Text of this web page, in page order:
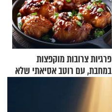
פרגיות צרובות מוקפצות
במחבת, עם רוטב אסיאתי שלא
יישכח במהרה